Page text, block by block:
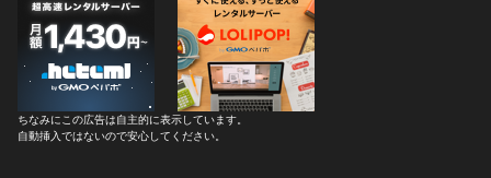
ちなみにこの広告は自主的に表示しています。
自動挿入ではないので安心してください。